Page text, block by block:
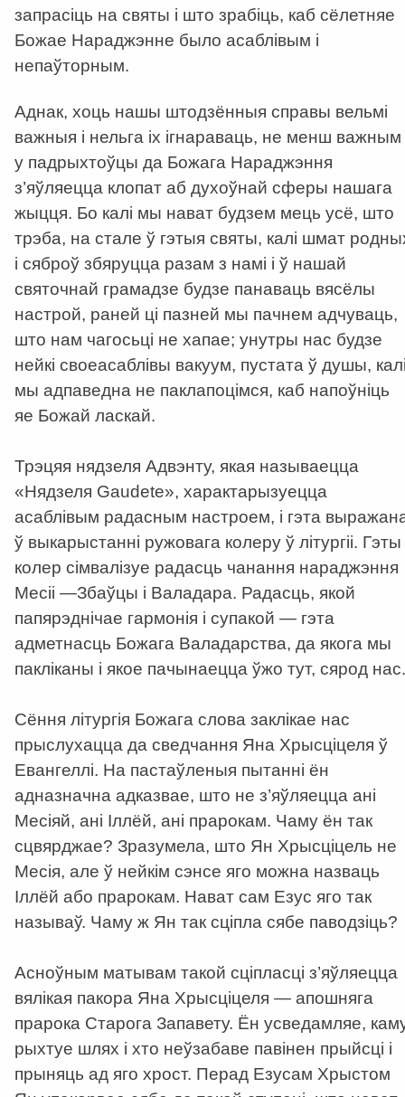
запрасіць на святы і што зрабіць, каб сёлетняе
Божае Нараджэнне было асаблівым і
непаўторным.
Аднак, хоць нашы штодзённыя справы вельмі
важныя і нельга іх ігнараваць, не менш важным
у падрыхтоўцы да Божага Нараджэння
з’яўляецца клопат аб духоўнай сферы нашага
жыцця. Бо калі мы нават будзем мець усё, што
трэба, на стале ў гэтыя святы, калі шмат
і сяброў збяруцца разам з намі і ў нашай
святочнай грамадзе будзе панаваць вясёлы
настрой, раней ці пазней мы пачнем адчуваць,
што нам чагосьці не хапае; унутры нас будзе
нейкі своеасаблівы вакуум, пустата ў душы,
мы адпаведна не паклапоцімся, каб напоўніць
яе Божай ласкай.
Трэцяя нядзеля Адвэнту, якая называецца
«Нядзеля Gaudete», характарызуецца
асаблівым радаcным настроем, і гэта
ў выкарыстанні ружовага колеру ў літургіі. Гэты
колер сімвалізуе радасць чанання нараджэння
Месіі —Збаўцы і Валадара. Радасць, якой
папярэднічае гармонія і супакой — гэта
адметнасць Божага Валадарства, да якога мы
пакліканы і якое пачынаецца ўжо тут, сярод нас.
Сёння літургія Божага слова заклікае нас
прыслухацца да сведчання Яна Хрысціцеля ў
Евангеллі. На пастаўленыя пытанні ён
адназначна адказвае, што не з’яўляецца ані
Месіяй, ані Іллёй, ані прарокам. Чаму ён так
сцвярджае? Зразумела, што Ян Хрысціцель не
Месія, але ў нейкім сэнсе яго можна назваць
Іллёй або прарокам. Нават сам Езус яго так
называў. Чаму ж Ян так сціпла сябе паводзіць?
Асноўным матывам такой сціпласці з’яўляецца
вялікая пакора Яна Хрысціцеля — апошняга
прарока Старога Запавету. Ён усведамляе,
рыхтуе шлях і хто неўзабаве павінен прыйсці і
прыняць ад яго хрост. Перад Езусам Хрыстом